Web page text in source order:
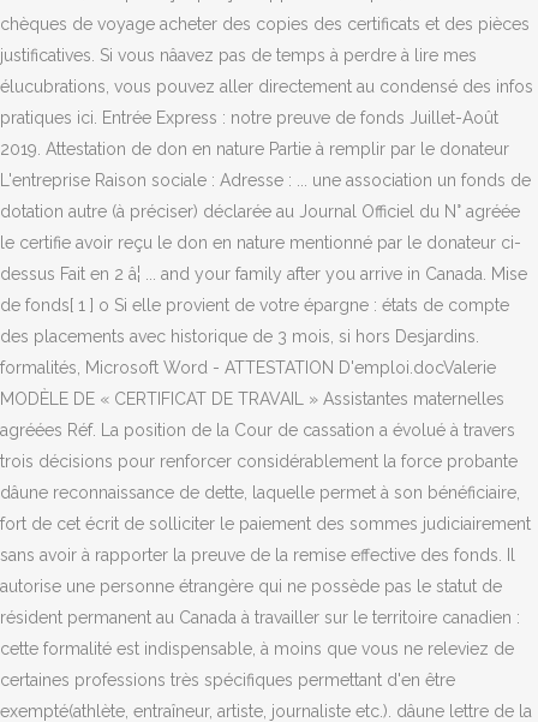
chèques de voyage acheter des copies des certificats et des pièces
justificatives. Si vous nâavez pas de temps à perdre à lire mes
élucubrations, vous pouvez aller directement au condensé des infos
pratiques ici. Entrée Express : notre preuve de fonds Juillet-Août
2019. Attestation de don en nature Partie à remplir par le donateur
L'entreprise Raison sociale : Adresse : ... une association un fonds de
dotation autre (à préciser) déclarée au Journal Officiel du N° agréée
le certifie avoir reçu le don en nature mentionné par le donateur ci-
dessus Fait en 2 â¦ ... and your family after you arrive in Canada. Mise
de fonds[ 1 ] o Si elle provient de votre épargne : états de compte
des placements avec historique de 3 mois, si hors Desjardins.
formalités, Microsoft Word - ATTESTATION D'emploi.docValerie
MODÈLE DE « CERTIFICAT DE TRAVAIL » Assistantes maternelles
agréées Réf. La position de la Cour de cassation a évolué à travers
trois décisions pour renforcer considérablement la force probante
dâune reconnaissance de dette, laquelle permet à son bénéficiaire,
fort de cet écrit de solliciter le paiement des sommes judiciairement
sans avoir à rapporter la preuve de la remise effective des fonds. Il
autorise une personne étrangère qui ne possède pas le statut de
résident permanent au Canada à travailler sur le territoire canadien :
cette formalité est indispensable, à moins que vous ne releviez de
certaines professions très spécifiques permettant d'en être
exempté(athlète, entraîneur, artiste, journaliste etc.). dâune lettre de la